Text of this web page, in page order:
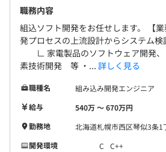
職務内容
組込ソフト開発をお任せします。 【
発プロセスの上流設計からシステム
∟ 家電製品のソフトウェア開発、
素技術開発 等 ・... 詳しく見る
職種名
組み込み開発エンジニア
給与
540万 〜 670万円
勤務地
北海道札幌市西区琴似3条1
開発環境
C
C++